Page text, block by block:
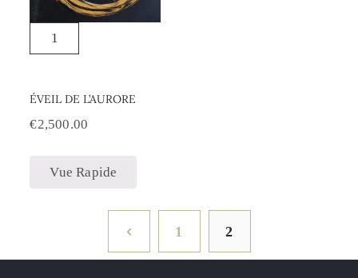
ÉVEIL DE L’AURORE
€2,500.00
Vue Rapide
1 2